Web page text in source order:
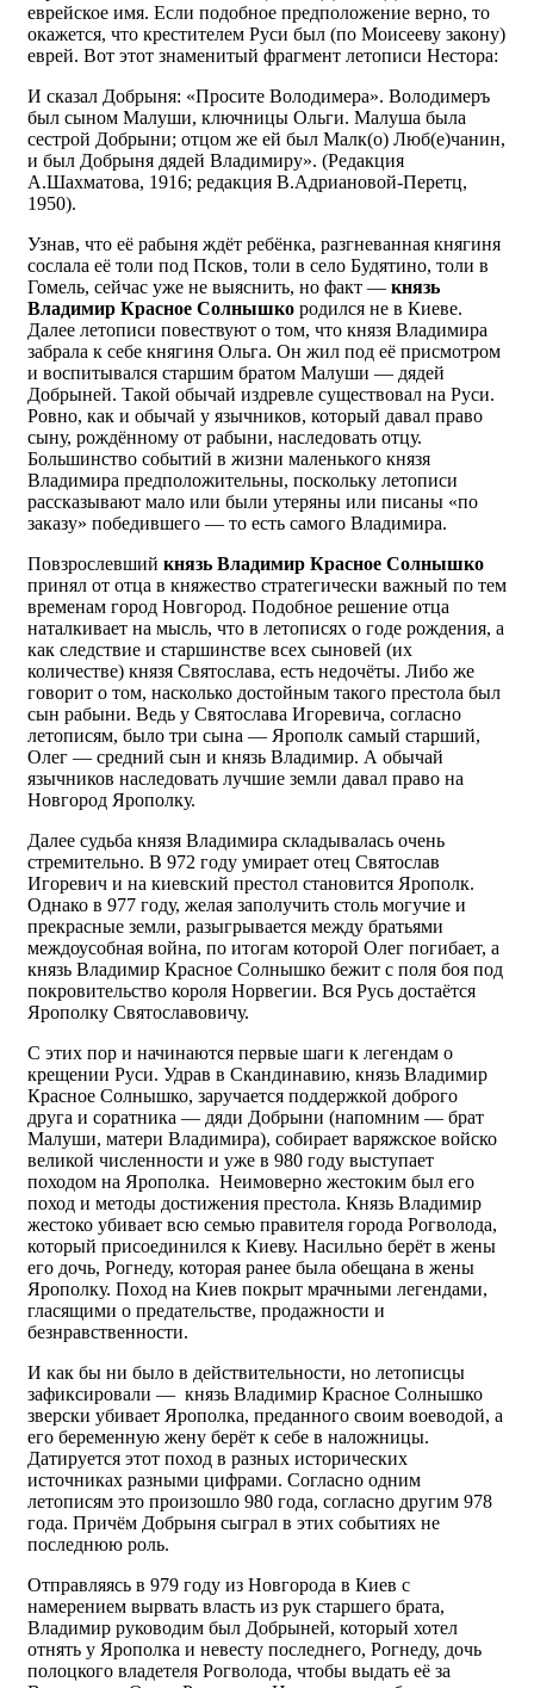
еврейское имя. Если подобное предположение верно, то
окажется, что крестителем Руси был (по Моисееву закону)
еврей. Вот этот знаменитый фрагмент летописи Нестора:
И сказал Добрыня: «Просите Володимера». Володимеръ
был сыном Малуши, ключницы Ольги. Малуша была
сестрой Добрыни; отцом же ей был Малк(о) Люб(е)чанин,
и был Добрыня дядей Владимиру». (Редакция
А.Шахматова, 1916; редакция В.Адриановой-Перетц,
1950).
Узнав, что её рабыня ждёт ребёнка, разгневанная княгиня
сослала её толи под Псков, толи в село Будятино, толи в
Гомель, сейчас уже не выяснить, но факт — князь
Владимир Красное Солнышко родился не в Киеве.
Далее летописи повествуют о том, что князя Владимира
забрала к себе княгиня Ольга. Он жил под её присмотром
и воспитывался старшим братом Малуши — дядей
Добрыней. Такой обычай издревле существовал на Руси.
Ровно, как и обычай у язычников, который давал право
сыну, рождённому от рабыни, наследовать отцу.
Большинство событий в жизни маленького князя
Владимира предположительны, поскольку летописи
рассказывают мало или были утеряны или писаны «по
заказу» победившего — то есть самого Владимира.
Повзрослевший князь Владимир Красное Солнышко
принял от отца в княжество стратегически важный по тем
временам город Новгород. Подобное решение отца
наталкивает на мысль, что в летописях о годе рождения, а
как следствие и старшинстве всех сыновей (их
количестве) князя Святослава, есть недочёты. Либо же
говорит о том, насколько достойным такого престола был
сын рабыни. Ведь у Святослава Игоревича, согласно
летописям, было три сына — Ярополк самый старший,
Олег — средний сын и князь Владимир. А обычай
язычников наследовать лучшие земли давал право на
Новгород Ярополку.
Далее судьба князя Владимира складывалась очень
стремительно. В 972 году умирает отец Святослав
Игоревич и на киевский престол становится Ярополк.
Однако в 977 году, желая заполучить столь могучие и
прекрасные земли, разыгрывается между братьями
междоусобная война, по итогам которой Олег погибает, а
князь Владимир Красное Солнышко бежит с поля боя под
покровительство короля Норвегии. Вся Русь достаётся
Ярополку Святославовичу.
С этих пор и начинаются первые шаги к легендам о
крещении Руси. Удрав в Скандинавию, князь Владимир
Красное Солнышко, заручается поддержкой доброго
друга и соратника — дяди Добрыни (напомним — брат
Малуши, матери Владимира), собирает варяжское войско
великой численности и уже в 980 году выступает
походом на Ярополка. Неимоверно жестоким был его
поход и методы достижения престола. Князь Владимир
жестоко убивает всю семью правителя города Рогволода,
который присоединился к Киеву. Насильно берёт в жены
его дочь, Рогнеду, которая ранее была обещана в жены
Ярополку. Поход на Киев покрыт мрачными легендами,
гласящими о предательстве, продажности и
безнравственности.
И как бы ни было в действительности, но летописцы
зафиксировали — князь Владимир Красное Солнышко
зверски убивает Ярополка, преданного своим воеводой, а
его беременную жену берёт к себе в наложницы.
Датируется этот поход в разных исторических
источниках разными цифрами. Согласно одним
летописям это произошло 980 года, согласно другим 978
года. Причём Добрыня сыграл в этих событиях не
последнюю роль.
Отправляясь в 979 году из Новгорода в Киев с
намерением вырвать власть из рук старшего брата,
Владимир руководим был Добрыней, который хотел
отнять у Ярополка и невесту последнего, Рогнеду, дочь
полоцкого владетеля Рогволода, чтобы выдать её за